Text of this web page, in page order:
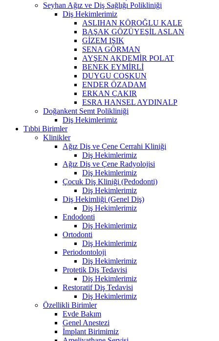
Seyhan Ağız ve Diş Sağlığı Polikliniği
Diş Hekimlerimiz
ASLIHAN KÖROĞLU KALE
BAŞAK GÖZÜYEŞİL ASLAN
GİZEM IŞIK
SENA GÖRMAN
AYŞEN AKDEMİR POLAT
BENEK EYMİRLİ
DUYGU COŞKUN
ENDER ÖZADAM
ERKAN ÇAKIR
ESRA HANSEL AYDINALP
Doğankent Semt Polikliniği
Diş Hekimlerimiz
Tıbbi Birimler
Klinikler
Ağız Diş ve Çene Cerrahi Kliniği
Diş Hekimlerimiz
Ağız Diş ve Çene Radyolojisi
Diş Hekimlerimiz
Çocuk Diş Kliniği (Pedodonti)
Diş Hekimlerimiz
Diş Hekimliği (Genel Diş)
Diş Hekimlerimiz
Endodonti
Diş Hekimlerimiz
Ortodonti
Diş Hekimlerimiz
Periodontoloji
Diş Hekimlerimiz
Protetik Diş Tedavisi
Diş Hekimlerimiz
Restoratif Diş Tedavisi
Diş Hekimlerimiz
Özellikli Birimler
Evde Bakım
Genel Anestezi
İmplant Birimimiz